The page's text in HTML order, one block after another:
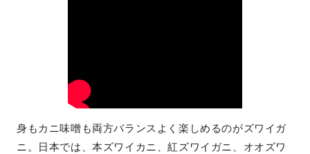
身もカニ味噌も両方バランスよく楽しめるのがズワイガ
ニ。日本では、本ズワイカニ、紅ズワイガニ、オオズワ